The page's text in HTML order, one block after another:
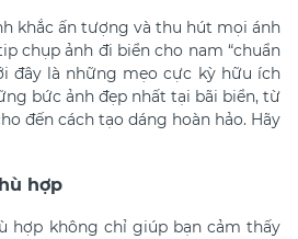
khắc ấn tượng và thu hút mọi ánh
chụp ảnh đi biển cho nam “chuẩn
đây là những mẹo cực kỳ hữu ích
bức ảnh đẹp nhất tại bãi biển, từ
đến cách tạo dáng hoàn hảo. Hãy
hợp
hợp không chỉ giúp bạn cảm thấy